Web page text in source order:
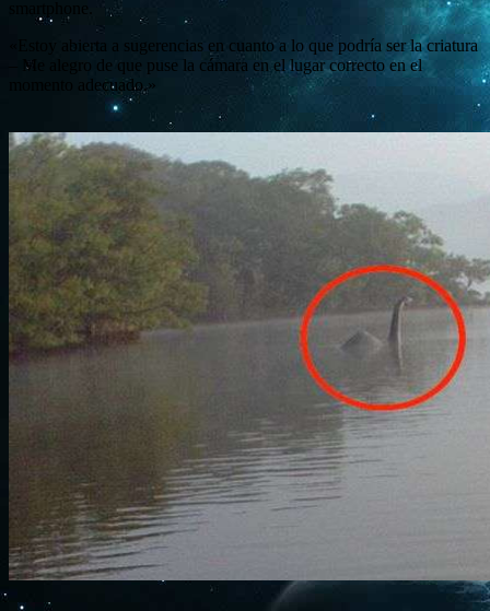
«Estoy abierta a sugerencias en cuanto a lo que podría ser la criatura
– Me alegro de que puse la cámara en el lugar correcto en el
momento adecuado.»